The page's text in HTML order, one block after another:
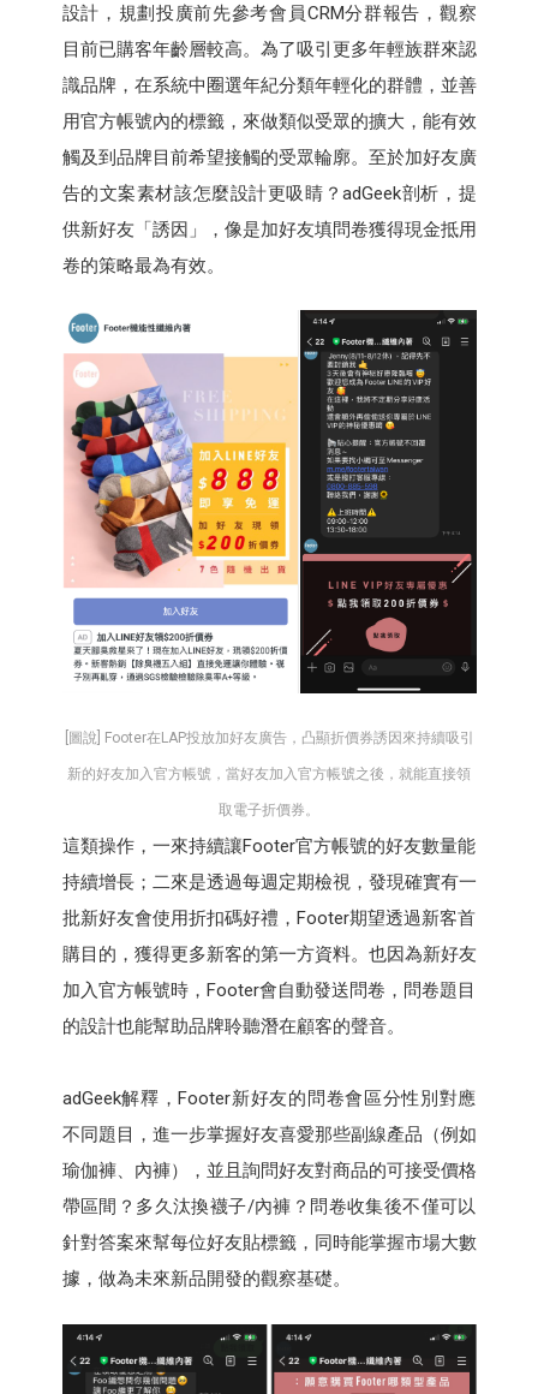
設計，規劃投廣前先參考會員CRM分群報告，觀察
目前已購客年齡層較高。為了吸引更多年輕族群來認
識品牌，在系統中圈選年紀分類年輕化的群體，並善
用官方帳號內的標籤，來做類似受眾的擴大，能有效
觸及到品牌目前希望接觸的受眾輪廓。至於加好友廣
告的文案素材該怎麼設計更吸睛？adGeek剖析，提
供新好友「誘因」，像是加好友填問卷獲得現金抵用
卷的策略最為有效。
[圖說] Footer在LAP投放加好友廣告，凸顯折價券誘因來持續吸引
新的好友加入官方帳號，當好友加入官方帳號之後，就能直接領
取電子折價券。
這類操作，一來持續讓Footer官方帳號的好友數量能
持續增長；二來是透過每週定期檢視，發現確實有一
批新好友會使用折扣碼好禮，Footer期望透過新客首
購目的，獲得更多新客的第一方資料。也因為新好友
加入官方帳號時，Footer會自動發送問卷，問卷題目
的設計也能幫助品牌聆聽潛在顧客的聲音。
adGeek解釋，Footer新好友的問卷會區分性別對應
不同題目，進一步掌握好友喜愛那些副線產品（例如
瑜伽褲、內褲），並且詢問好友對商品的可接受價格
帶區間？多久汰換襪子/內褲？問卷收集後不僅可以
針對答案來幫每位好友貼標籤，同時能掌握市場大數
據，做為未來新品開發的觀察基礎。